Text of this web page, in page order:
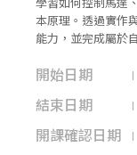
本原理。透過實作
能力，並完成屬於
開始日期
結束日期
開課確認日期